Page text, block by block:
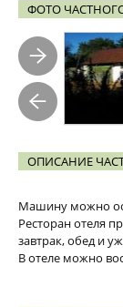
ФОТО
ОПИСАНИЕ
Машину можно
Ресторан отеля
завтрак, обед и
В отеле можно